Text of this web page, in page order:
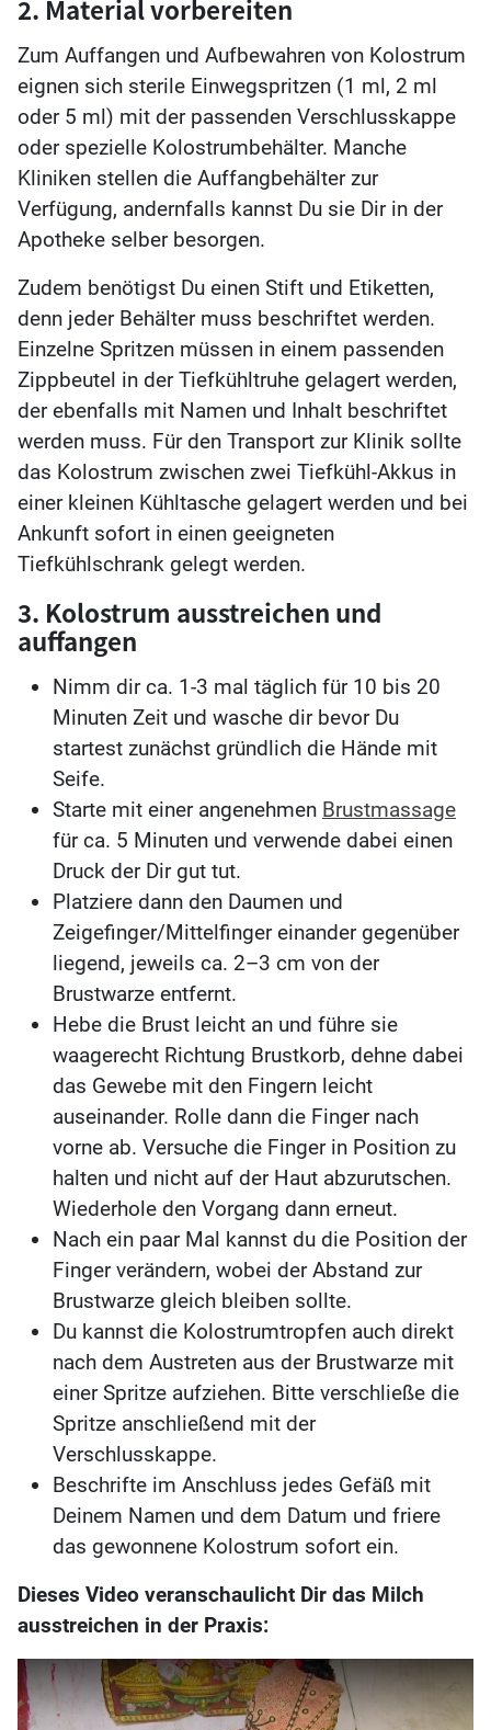
2. Material vorbereiten
Zum Auffangen und Aufbewahren von Kolostrum
eignen sich sterile Einwegspritzen (1 ml, 2 ml
oder 5 ml) mit der passenden Verschlusskappe
oder spezielle Kolostrumbehälter. Manche
Kliniken stellen die Auffangbehälter zur
Verfügung, andernfalls kannst Du sie Dir in der
Apotheke selber besorgen.
Zudem benötigst Du einen Stift und Etiketten,
denn jeder Behälter muss beschriftet werden.
Einzelne Spritzen müssen in einem passenden
Zippbeutel in der Tiefkühltruhe gelagert werden,
der ebenfalls mit Namen und Inhalt beschriftet
werden muss. Für den Transport zur Klinik sollte
das Kolostrum zwischen zwei Tiefkühl-Akkus in
einer kleinen Kühltasche gelagert werden und bei
Ankunft sofort in einen geeigneten
Tiefkühlschrank gelegt werden.
3. Kolostrum ausstreichen und
auffangen
Nimm dir ca. 1-3 mal täglich für 10 bis 20
Minuten Zeit und wasche dir bevor Du
startest zunächst gründlich die Hände mit
Seife.
Starte mit einer angenehmen Brustmassage
für ca. 5 Minuten und verwende dabei einen
Druck der Dir gut tut.
Platziere dann den Daumen und
Zeigefinger/Mittelfinger einander gegenüber
liegend, jeweils ca. 2–3 cm von der
Brustwarze entfernt.
Hebe die Brust leicht an und führe sie
waagerecht Richtung Brustkorb, dehne dabei
das Gewebe mit den Fingern leicht
auseinander. Rolle dann die Finger nach
vorne ab. Versuche die Finger in Position zu
halten und nicht auf der Haut abzurutschen.
Wiederhole den Vorgang dann erneut.
Nach ein paar Mal kannst du die Position der
Finger verändern, wobei der Abstand zur
Brustwarze gleich bleiben sollte.
Du kannst die Kolostrumtropfen auch direkt
nach dem Austreten aus der Brustwarze mit
einer Spritze aufziehen. Bitte verschließe die
Spritze anschließend mit der
Verschlusskappe.
Beschrifte im Anschluss jedes Gefäß mit
Deinem Namen und dem Datum und friere
das gewonnene Kolostrum sofort ein.
Dieses Video veranschaulicht Dir das Milch
ausstreichen in der Praxis: